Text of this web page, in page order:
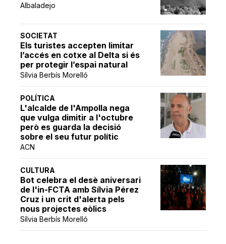
Albaladejo
SOCIETAT
Els turistes accepten limitar
l’accés en cotxe al Delta si és
per protegir l’espai natural
Sílvia Berbís Morelló
POLÍTICA
L'alcalde de l'Ampolla nega
que vulga dimitir a l'octubre
però es guarda la decisió
sobre el seu futur polític
ACN
CULTURA
Bot celebra el desè aniversari
de l'in-FCTA amb Sílvia Pérez
Cruz i un crit d'alerta pels
nous projectes eòlics
Sílvia Berbís Morelló